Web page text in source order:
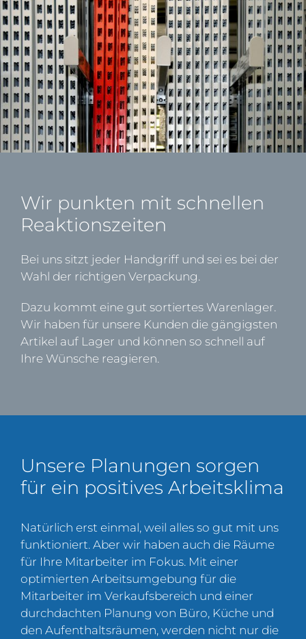
Wir punkten mit schnellen
Reaktionszeiten
Bei uns sitzt jeder Handgriff und sei es bei der
Wahl der richtigen Verpackung.
Dazu kommt eine gut sortiertes Warenlager.
Wir haben für unsere Kunden die gängigsten
Artikel auf Lager und können so schnell auf
Ihre Wünsche reagieren.
Unsere Planungen sorgen
für ein positives Arbeitsklima
Natürlich erst einmal, weil alles so gut mit uns
funktioniert. Aber wir haben auch die Räume
für Ihre Mitarbeiter im Fokus. Mit einer
optimierten Arbeitsumgebung für die
Mitarbeiter im Verkaufsbereich und einer
durchdachten Planung von Büro, Küche und
den Aufenthaltsräumen, werden nicht nur die